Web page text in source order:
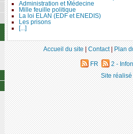
Administration et Médecine
Mille feuille politique
La loi ELAN (EDF et ENEDIS)
Les prisons
[...]
Accueil du site|Contact|Plan
FR 2 -
Site réalisé